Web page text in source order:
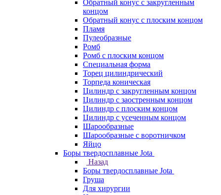
Обратный конус с закругленным
концом
Обратный конус с плоским концом
Пламя
Пулеобразные
Ромб
Ромб с плоским концом
Специальная форма
Торец цилиндрический
Торпеда коническая
Цилиндр с закругленным концом
Цилиндр с заостренным концом
Цилиндр с плоским концом
Цилиндр с усеченным концом
Шарообразные
Шарообразные с воротничком
Яйцо
Боры твердосплавные Jota
Назад
Боры твердосплавные Jota
Груша
Для хирургии